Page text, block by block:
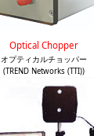
Optical Chopper
オプティカルチョッパー
(TREND Networks (TTI))